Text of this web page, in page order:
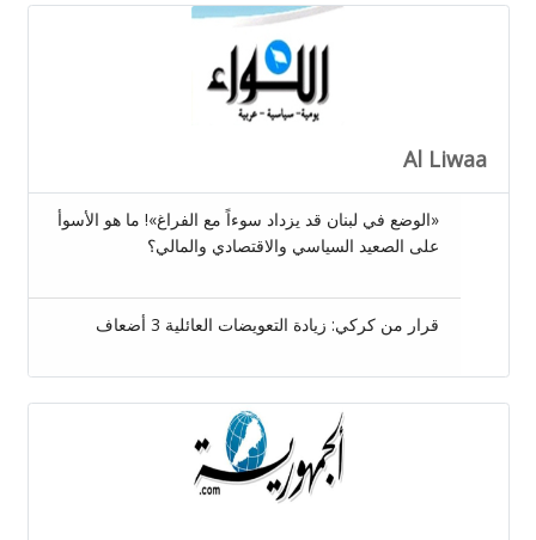
Al Liwaa
«الوضع في لبنان قد يزداد سوءاً مع الفراغ»! ما هو الأسوأ
على الصعيد السياسي والاقتصادي والمالي؟
قرار من كركي: زيادة التعويضات العائلية 3 أضعاف